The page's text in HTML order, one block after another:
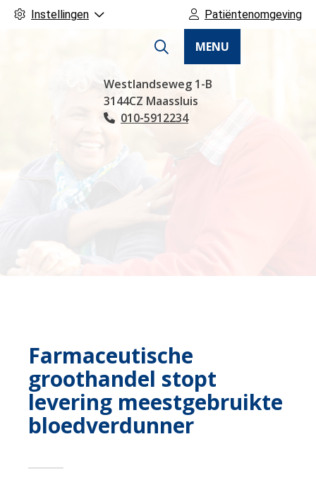
Instellingen Patiëntenomgeving
Hoofdmenu
MENU
Westlandseweg 1-B
3144CZ Maassluis
Tel:
010-5912234
Farmaceutische
groothandel stopt
levering meestgebruikte
bloedverdunner